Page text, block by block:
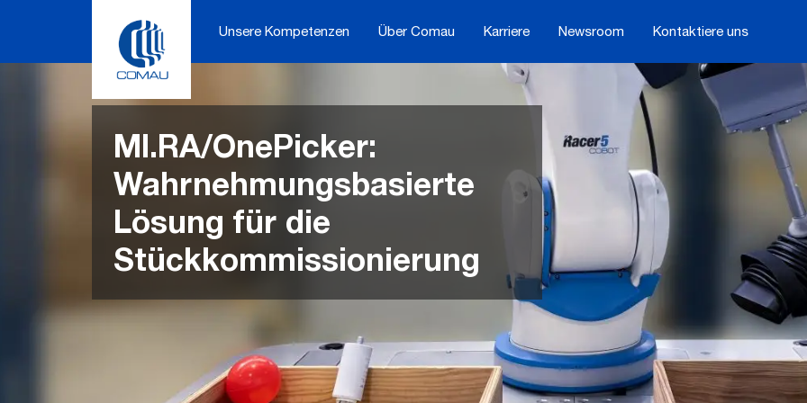
Unsere Kompetenzen Über Comau Karriere Newsroom Kontaktiere uns
MI.RA/OnePicker:
Wahrnehmungsbasierte
Lösung für die
Stückkommissionierung